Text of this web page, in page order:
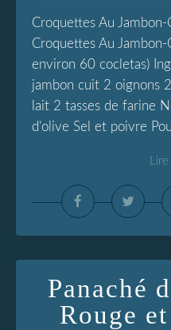
Croquettes Au
Croquettes Au
environ 60 cocletas)
jambon cuit 2 oignons
lait 2 tasses de farine
d'olive Sel et poivre
Panaché
Rouge